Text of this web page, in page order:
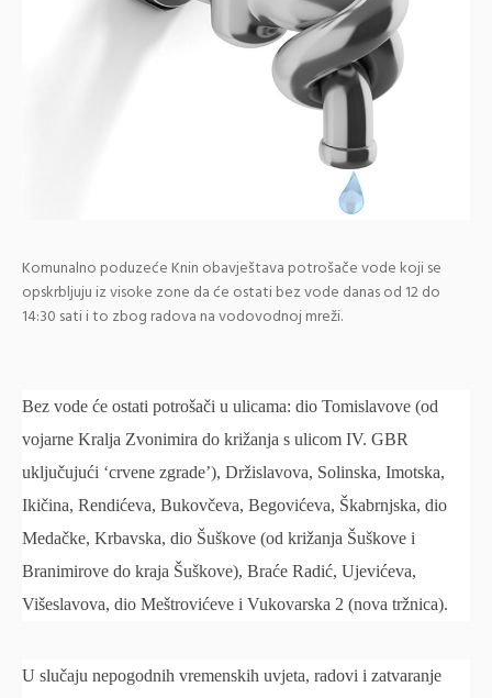
Komunalno poduzeće Knin obavještava potrošače vode koji se
opskrbljuju iz visoke zone da će ostati bez vode danas od 12 do
14:30 sati i to zbog radova na vodovodnoj mreži.
Bez vode će ostati potrošači u ulicama: dio Tomislavove (od
vojarne Kralja Zvonimira do križanja s ulicom IV. GBR
uključujući ‘crvene zgrade’), Držislavova, Solinska, Imotska,
Ikičina, Rendićeva, Bukovčeva, Begovićeva, Škabrnjska, dio
Medačke, Krbavska, dio Šuškove (od križanja Šuškove i
Branimirove do kraja Šuškove), Braće Radić, Ujevićeva,
Višeslavova, dio Meštrovićeve i Vukovarska 2 (nova tržnica).
U slučaju nepogodnih vremenskih uvjeta, radovi i zatvaranje